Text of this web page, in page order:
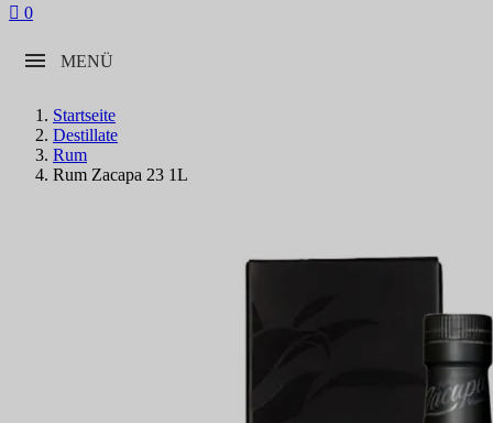
 0
MENÜ
Startseite
Destillate
Rum
Rum Zacapa 23 1L